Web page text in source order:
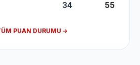
34 55
PUAN DURUMU